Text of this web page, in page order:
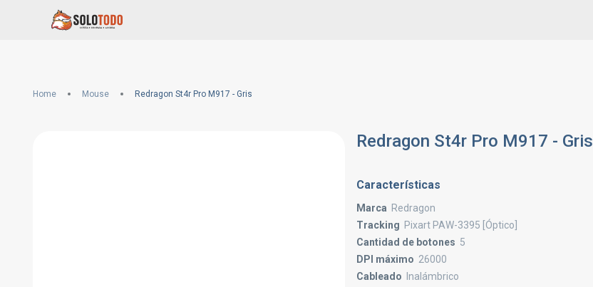
Home Mouse Redragon St4r Pro M917 - Gris
Redragon St4r Pro M917 - Gris
Características
Marca Redragon
Tracking Pixart PAW-3395 [Óptico]
Cantidad de botones 5
DPI máximo 26000
Cableado
Inalámbrico